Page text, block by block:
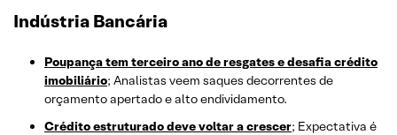
Indústria Bancária
Poupança tem terceiro ano de resgates e desafia crédito
imobiliário; Analistas veem saques decorrentes de
orçamento apertado e alto endividamento.
Crédito estruturado deve voltar a crescer; Expectativa é